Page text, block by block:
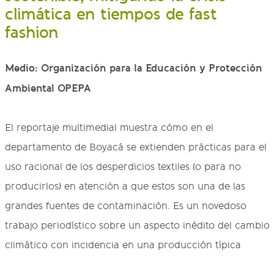
climática en tiempos de fast
fashion
Medio: Organización para la Educación y Protección
Ambiental OPEPA
El reportaje multimedial muestra cómo en el
departamento de Boyacá se extienden prácticas para el
uso racional de los desperdicios textiles (o para no
producirlos) en atención a que estos son una de las
grandes fuentes de contaminación. Es un novedoso
trabajo periodístico sobre un aspecto inédito del cambio
climático con incidencia en una producción típica